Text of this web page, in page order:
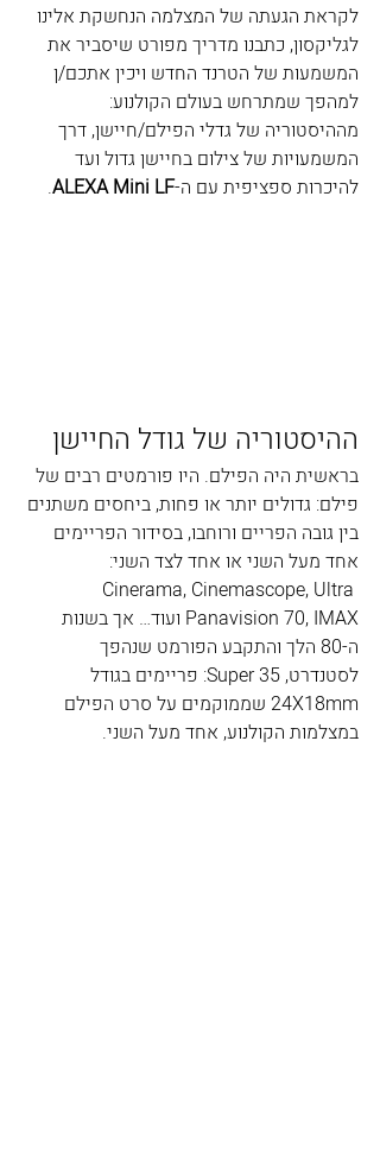
לקראת הגעתה של המצלמה הנחשקת אלינו
לגליקסון, כתבנו מדריך מפורט שיסביר את
המשמעות של הטרנד החדש ויכין אתכם/ן
למהפך שמתרחש בעולם הקולנוע:
מההיסטוריה של גדלי הפילם/חיישן, דרך
המשמעויות של צילום בחיישן גדול ועד
להיכרות ספציפית עם ה-ALEXA Mini LF
.
ההיסטוריה של גודל החיישן
בראשית היה הפילם. היו פורמטים רבים של
פילם: גדולים יותר או פחות, ביחסים משתנים
בין גובה הפריים ורוחבו, בסידור הפריימים
אחד מעל השני או אחד לצד השני:
Cinerama, Cinemascope, Ultra
Panavision 70, IMAX ועוד… אך בשנות
ה-80 הלך והתקבע הפורמט שנהפך
לסטנדרט, Super 35: פריימים בגודל
24X18mm שממוקמים על סרט הפילם
במצלמות הקולנוע, אחד מעל השני.